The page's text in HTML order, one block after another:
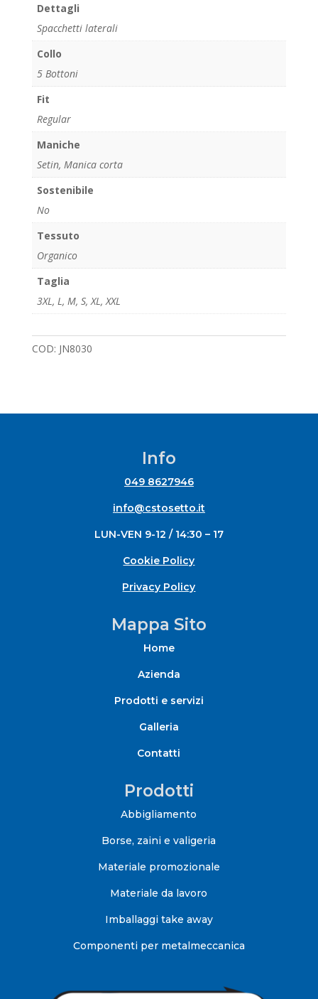
Dettagli
Spacchetti laterali
Collo
5 Bottoni
Fit
Regular
Maniche
Setin, Manica corta
Sostenibile
No
Tessuto
Organico
Taglia
3XL , L , M, S, XL , XXL
COD: JN8030
Info
049 8627946
info@cstosetto.it
LUN-VEN 9-12 / 14:30 – 17
Cookie Policy
Privacy Policy
Mappa Sito
Home
Azienda
Prodotti e servizi
Galleria
Contatti
Prodotti
Abbigliamento
Borse, zaini e valigeria
Materiale promozionale
Materiale da lavoro
Imballaggi take away
Componenti per metalmeccanica